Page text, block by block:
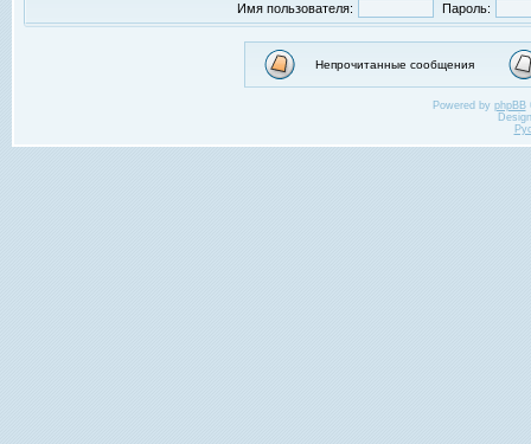
Имя пользователя: Пароль:
Непрочитанные сообщения
Powered by phpBB